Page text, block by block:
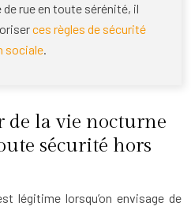
rue en toute sérénité, il
ces règles de sécurité
sociale.
de la vie nocturne
sécurité hors
légitime lorsqu’on envisage de